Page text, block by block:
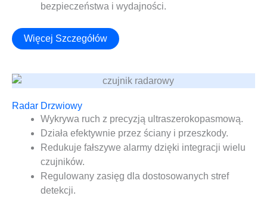
bezpieczeństwa i wydajności.
Więcej Szczegółów
Radar Drzwiowy
Wykrywa ruch z precyzją ultraszerokopasmową.
Działa efektywnie przez ściany i przeszkody.
Redukuje fałszywe alarmy dzięki integracji wielu
czujników.
Regulowany zasięg dla dostosowanych stref
detekcji.